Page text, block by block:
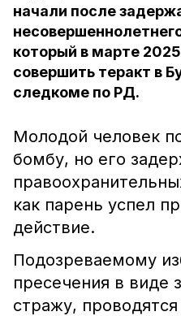
начали после
который в марте
совершить теракт в
следкоме по РД.
Молодой человек
бомбу, но его
как парень успел
действие.
Подозреваемому
пресечения в виде
стражу,